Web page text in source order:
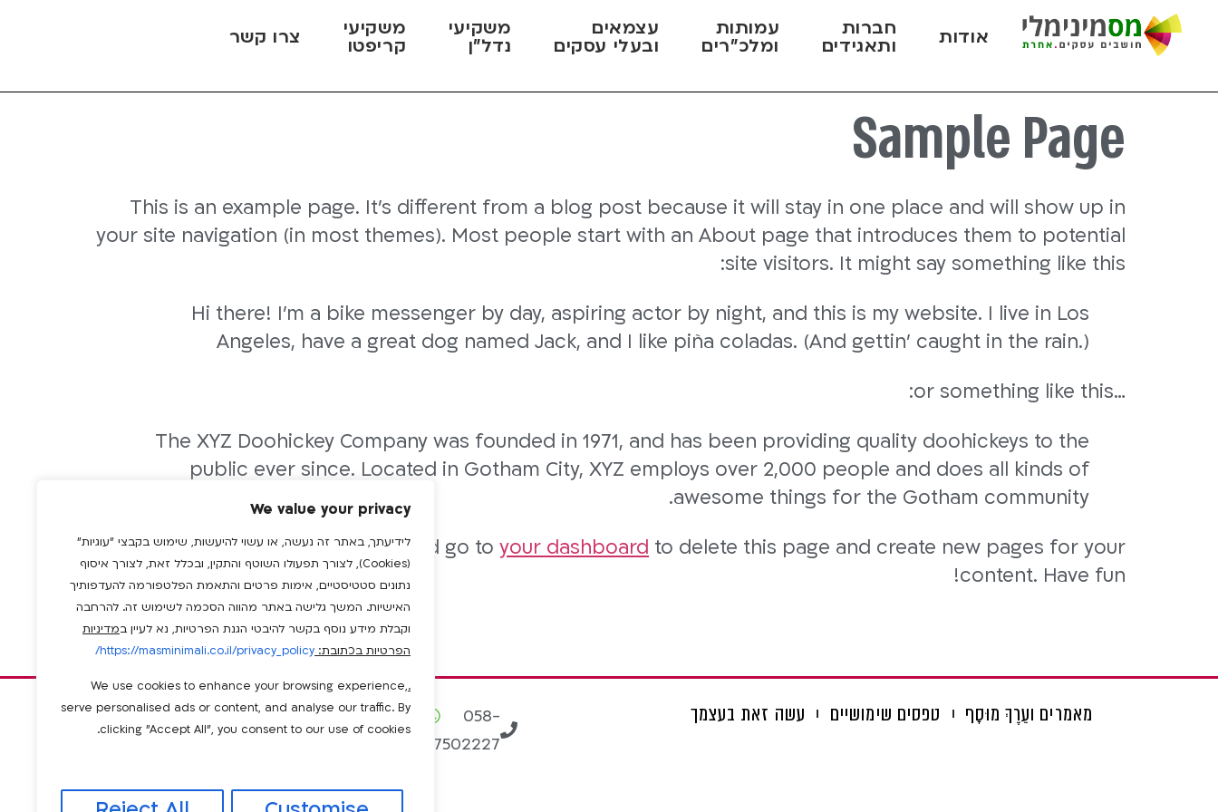
We value your privacy
לידיעתך, באתר זה נעשה, או עשוי להיעשות, שימוש בקבצי "עוגיות"
(Cookies), לצורך תפעולו השוטף והתקין, ובכלל זאת, לצורך איסוף
נתונים סטטיסטיים, אימות פרטים והתאמת הפלטפורמה להעדפותיך
האישיות. המשך גלישה באתר מהווה הסכמה לשימוש זה. להרחבה
וקבלת מידע נוסף בקשר להיבטי הגנת הפרטיות, נא לעיין במדיניות
הפרטיות בכתובת: https://masminimali.co.il/privacy_policy/
.
We use cookies to enhance your browsing experience,
serve personalised ads or content, and analyse our traffic. By
clicking "Accept All", you consent to our use of cookies.
אודות חברות
ותאגידים
עמותות
ומלכ"רים
עצמאים
ובעלי עסקים
משקיעי
נדל"ן
משקיעי
קריפטו צרו קשר
Sample Page
This is an example page. It's different from a blog post because it will stay in one place and will show up in
your site navigation (in most themes). Most people start with an About page that introduces them to potential
site visitors. It might say something like this:
Hi there! I'm a bike messenger by day, aspiring actor by night, and this is my website. I live in Los
Angeles, have a great dog named Jack, and I like piña coladas. (And gettin' caught in the rain.)
…or something like this:
The XYZ Doohickey Company was founded in 1971, and has been providing quality doohickeys to the
public ever since. Located in Gotham City, XYZ employs over 2,000 people and does all kinds of
awesome things for the Gotham community.
As a new WordPress user, you should go to your dashboard to delete this page and create new pages for your
content. Have fun!
מאמרים ועֵרֶךְ מוּסָף טפסים שימושיים עשה זאת בעצמך
058-
7502227
whatsapp
info@masminimali.co.il
המלאכה
פייסבוק